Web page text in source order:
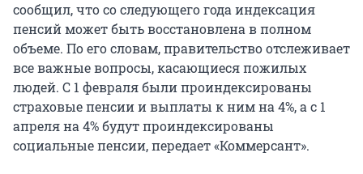
сообщил, что со следующего года индексация
пенсий может быть восстановлена в полном
объеме. По его словам, правительство отслеживает
все важные вопросы, касающиеся пожилых
людей. С 1 февраля были проиндексированы
страховые пенсии и выплаты к ним на 4%, а с 1
апреля на 4% будут проиндексированы
социальные пенсии, передает «Коммерсант».